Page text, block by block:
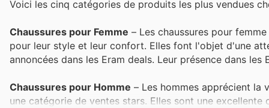
Voici les cinq catégories de produits les plus vendues
Chaussures pour Femme – Les chaussures pour
pour leur style et leur confort. Elles font l'objet d'une
annoncées dans les Eram deals. Leur présence dans
Chaussures pour Homme – Les hommes apprécient la
une catégorie de ventes stars. Elles sont une